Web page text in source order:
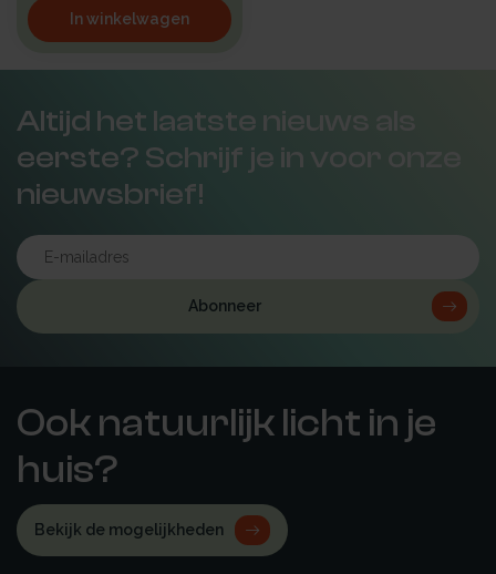
In winkelwagen
Altijd het laatste nieuws als
eerste? Schrijf je in voor onze
nieuwsbrief!
Abonneer
Ook natuurlijk licht in je
huis?
Bekijk de mogelijkheden